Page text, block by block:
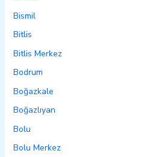
Bismil
Bitlis
Bitlis Merkez
Bodrum
Boğazkale
Boğazlıyan
Bolu
Bolu Merkez